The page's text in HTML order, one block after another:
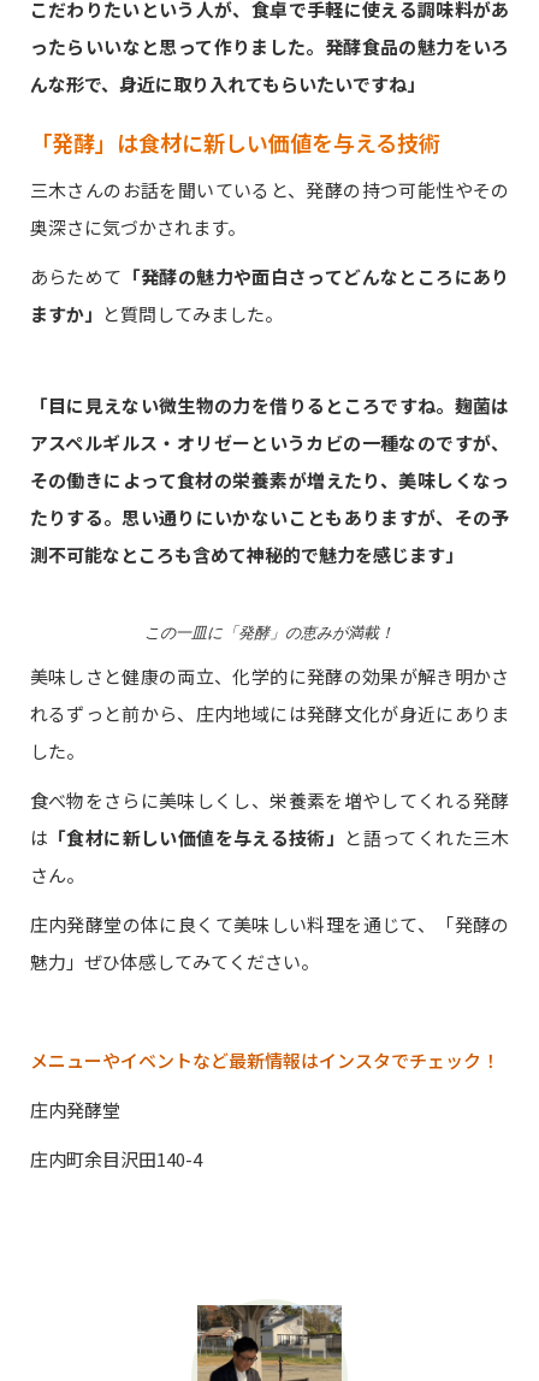
こだわりたいという人が、食卓で手軽に使える調味料があ
ったらいいなと思って作りました。発酵食品の魅力をいろ
んな形で、身近に取り入れてもらいたいですね」
「発酵」は食材に新しい価値を与える技術
三木さんのお話を聞いていると、発酵の持つ可能性やその
奥深さに気づかされます。
あらためて 「発酵の魅力や面白さってどんなところにあり
ますか」 と質問してみました。
「目に見えない微生物の力を借りるところですね。麹菌は
アスペルギルス・オリゼーというカビの一種なのですが、
その働きによって食材の栄養素が増えたり、美味しくなっ
たりする。思い通りにいかないこともありますが、その予
測不可能なところも含めて神秘的で魅力を感じます」
‍この一皿に「発酵」の恵みが満載！
美味しさと健康の両立、化学的に発酵の効果が解き明かさ
れるずっと前から、庄内地域には発酵文化が身近にありま
した。
食べ物をさらに美味しくし、栄養素を増やしてくれる発酵
は 「食材に新しい価値を与える技術」 と語ってくれた三木
さん。
庄内発酵堂の体に良くて美味しい料理を通じて、「発酵の
魅力」ぜひ体感してみてください。
メニューやイベントなど最新情報はインスタでチェック！
庄内発酵堂
庄内町余目沢田140-4